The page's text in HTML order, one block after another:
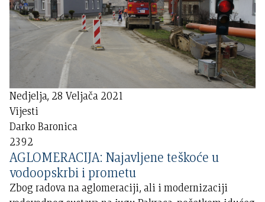
Nedjelja, 28 Veljača 2021
Vijesti
Darko Baronica
2392
AGLOMERACIJA: Najavljene teškoće u
vodoopskrbi i prometu
Zbog radova na aglomeraciji, ali i modernizaciji